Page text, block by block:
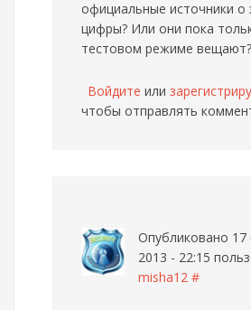
официальные источники о
цифры? Или они пока
тестовом режиме вещают?
Войдите или
чтобы отправлять
Опубликовано 17
2013 - 22:15
misha12 #